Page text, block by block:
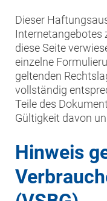
Dieser
Internetangebotes
diese Seite
einzelne
geltenden
vollständig
Teile des
Gültigkeit davon
Hinweis